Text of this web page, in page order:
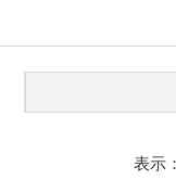
表示